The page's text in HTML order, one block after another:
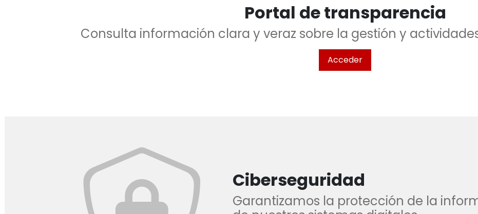
Portal de transparencia
Consulta información clara y veraz sobre la gestión y
Acceder
Ciberseguridad
Garantizamos la protección de la